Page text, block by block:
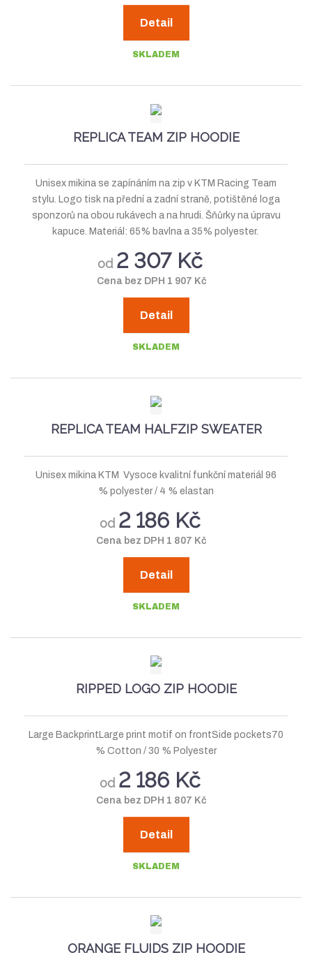
Detail
SKLADEM
REPLICA TEAM ZIP HOODIE
Unisex mikina se zapínáním na zip v KTM Racing Team
stylu. Logo tisk na přední a zadní straně, potištěné loga
sponzorů na obou rukávech a na hrudi. Šňůrky na úpravu
kapuce. Materiál: 65% bavlna a 35% polyester.
od 2 307 Kč
Cena bez DPH 1 907 Kč
Detail
SKLADEM
REPLICA TEAM HALFZIP SWEATER
Unisex mikina KTM Vysoce kvalitní funkční materiál 96
% polyester / 4 % elastan
od 2 186 Kč
Cena bez DPH 1 807 Kč
Detail
SKLADEM
RIPPED LOGO ZIP HOODIE
Large BackprintLarge print motif on frontSide pockets70
% Cotton / 30 % Polyester
od 2 186 Kč
Cena bez DPH 1 807 Kč
Detail
SKLADEM
ORANGE FLUIDS ZIP HOODIE